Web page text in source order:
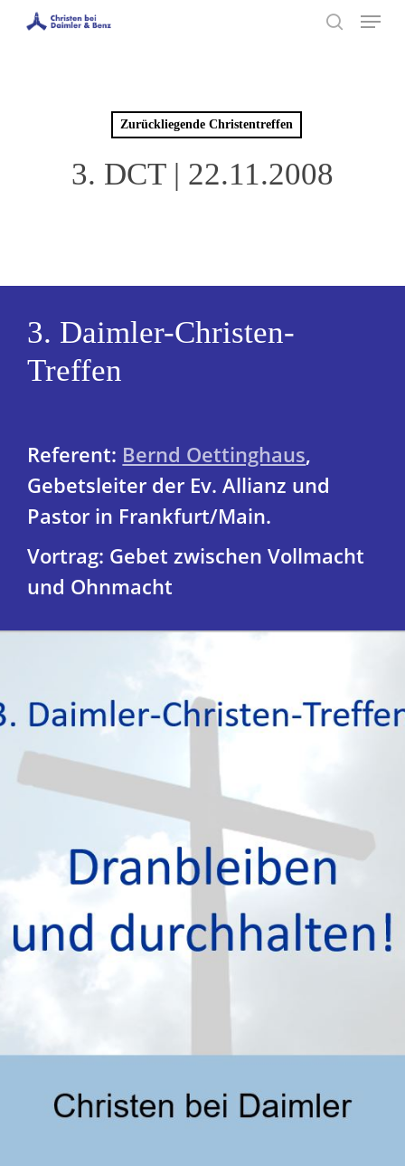
Menu
Zurückliegende Christentreffen
3. DCT | 22.11.2008
3. Daimler-Christen-
Treffen
Referent: Bernd Oettinghaus,
Gebetsleiter der Ev. Allianz und
Pastor in Frankfurt/Main.
Vortrag: Gebet zwischen Vollmacht
und Ohnmacht